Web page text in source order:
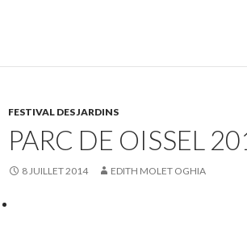
FESTIVAL DES JARDINS
PARC DE OISSEL
8 JUILLET 2014 EDITH MOLET OGHIA